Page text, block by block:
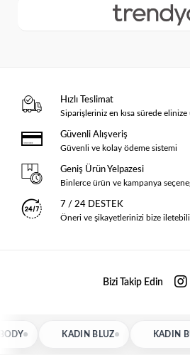
Hızlı Teslimat
Siparişleriniz en kısa sürede elinize
Güvenli Alışveriş
Güvenli ve kolay ödeme sistemi
Geniş Ürün Yelpazesi
Binlerce ürün ve kampanya
7 / 24 DESTEK
Öneri ve şikayetlerinizi bize
Bizi Takip Edin
KADIN BLUZ KADIN BÜSTIYER